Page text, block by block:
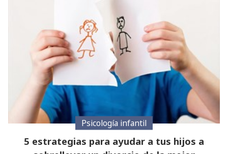
5 estrategias para ayudar a tus hijos a
sobrellevar un divorcio de la mejor
manera